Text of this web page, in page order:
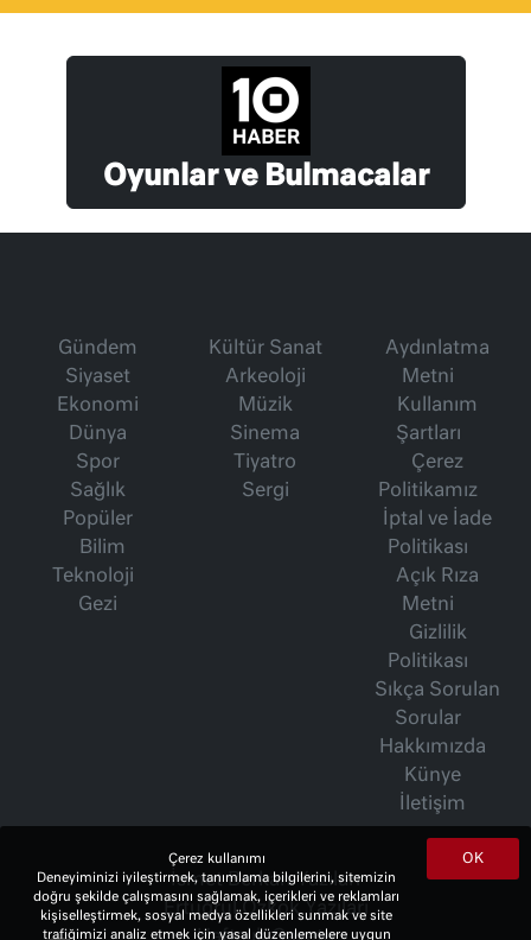
Oyunlar ve Bulmacalar
Gündem
Siyaset
Ekonomi
Dünya
Spor
Sağlık
Popüler
Bilim
Teknoloji
Gezi
Kültür Sanat
Arkeoloji
Müzik
Sinema
Tiyatro
Sergi
Aydınlatma
Metni
Kullanım
Şartları
Çerez
Politikamız
İptal ve İade
Politikası
Açık Rıza
Metni
Gizlilik
Politikası
Sıkça Sorulan
Sorular
Hakkımızda
Künye
İletişim
İsmet Berkan Yazıları
Ertuğrul Özkök Yazıları
OK
Çerez kullanımı
Deneyiminizi iyileştirmek, tanımlama bilgilerini, sitemizin
doğru şekilde çalışmasını sağlamak, içerikleri ve reklamları
kişiselleştirmek, sosyal medya özellikleri sunmak ve site
trafiğimizi analiz etmek için yasal düzenlemelere uygun